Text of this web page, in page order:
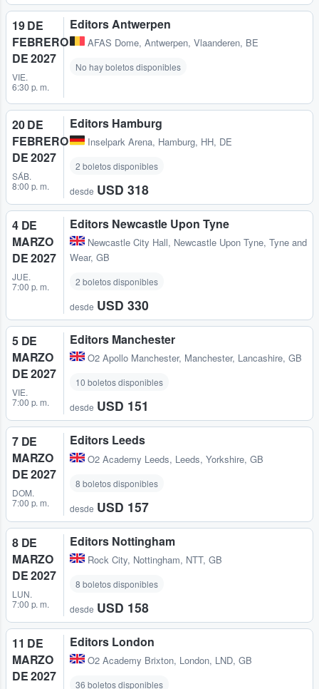
19 DE
FEBRERO
DE 2027
VIE.
6:30 p. m.
Editors Antwerpen
AFAS Dome, Antwerpen, Vlaanderen, BE
No hay boletos disponibles
20 DE
FEBRERO
DE 2027
SÁB.
8:00 p. m.
Editors Hamburg
Inselpark Arena, Hamburg, HH, DE
2 boletos disponibles
desde USD 318
4 DE
MARZO
DE 2027
JUE.
7:00 p. m.
Editors Newcastle Upon Tyne
Newcastle City Hall, Newcastle Upon Tyne, Tyne and
Wear, GB
2 boletos disponibles
desde USD 330
5 DE
MARZO
DE 2027
VIE.
7:00 p. m.
Editors Manchester
O2 Apollo Manchester, Manchester, Lancashire, GB
10 boletos disponibles
desde USD 151
7 DE
MARZO
DE 2027
DOM.
7:00 p. m.
Editors Leeds
O2 Academy Leeds, Leeds, Yorkshire, GB
8 boletos disponibles
desde USD 157
8 DE
MARZO
DE 2027
LUN.
7:00 p. m.
Editors Nottingham
Rock City, Nottingham, NTT, GB
8 boletos disponibles
desde USD 158
11 DE
MARZO
DE 2027
Editors London
O2 Academy Brixton, London, LND, GB
36 boletos disponibles